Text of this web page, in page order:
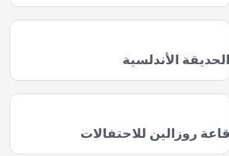
الحديقة الأندلسية
قاعة روزالين للاحتفالات